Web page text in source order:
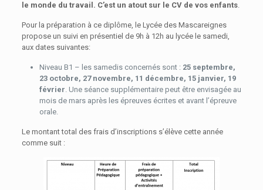
le monde du travail. C’est un atout sur le CV de vos enfants.
Pour la préparation à ce diplôme, le Lycée des Mascareignes
propose un suivi en présentiel de 9h à 12h au lycée le samedi,
aux dates suivantes:
Niveau B1 – les samedis concernés sont : 25 septembre,
23 octobre, 27 novembre, 11 décembre, 15 janvier, 19
février. Une séance supplémentaire peut être envisagée au
mois de mars après les épreuves écrites et avant l’épreuve
orale.
Le montant total des frais d’inscriptions s’élève cette année
comme suit :